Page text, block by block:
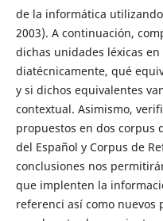
de la informática
2003). A continuación,
dichas unidades léxicas
diatécnicamente, qué
y si dichos equivalentes
contextual. Asimismo,
propuestos en dos corpus
del Español y Corpus de
conclusiones nos
que implenten la
referenci así como nuevos